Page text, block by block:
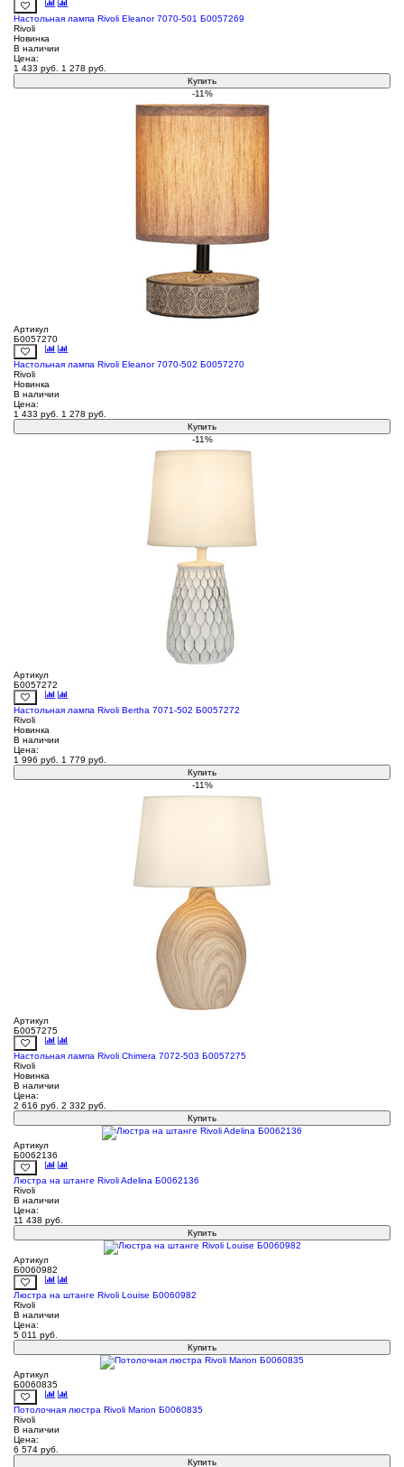
Настольная лампа Rivoli Eleanor 7070-501 Б0057269
Rivoli
Новинка
В наличии
Цена:
1 433 руб. 1 278 руб.
Купить
-11%
Артикул
Б0057270
Настольная лампа Rivoli Eleanor 7070-502 Б0057270
Rivoli
Новинка
В наличии
Цена:
1 433 руб. 1 278 руб.
Купить
-11%
Артикул
Б0057272
Настольная лампа Rivoli Bertha 7071-502 Б0057272
Rivoli
Новинка
В наличии
Цена:
1 996 руб. 1 779 руб.
Купить
-11%
Артикул
Б0057275
Настольная лампа Rivoli Chimera 7072-503 Б0057275
Rivoli
Новинка
В наличии
Цена:
2 616 руб. 2 332 руб.
Купить
Артикул
Б0062136
Люстра на штанге Rivoli Adelina Б0062136
Rivoli
В наличии
Цена:
11 438 руб.
Купить
Артикул
Б0060982
Люстра на штанге Rivoli Louise Б0060982
Rivoli
В наличии
Цена:
5 011 руб.
Купить
Артикул
Б0060835
Потолочная люстра Rivoli Marion Б0060835
Rivoli
В наличии
Цена:
6 574 руб.
Купить